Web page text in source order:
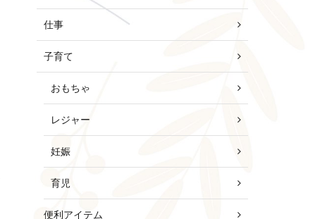
仕事
子育て
おもちゃ
レジャー
妊娠
育児
便利アイテム